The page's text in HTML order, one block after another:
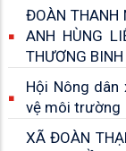
ĐOÀN THANH
ANH HÙNG
THƯƠNG
Hội Nông dân
vệ môi trường
XÃ ĐOÀN